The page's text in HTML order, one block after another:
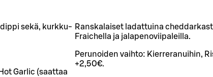
sekä, kurkku-
Garlic (saattaa
Ranskalaiset ladattuina
Fraichella ja jalapenoviipaleilla.
Perunoiden vaihto: Kierreranuihin,
+2,50€.